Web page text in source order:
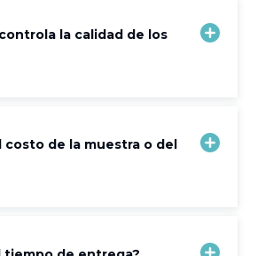
la calidad de los
costo de la muestra o del